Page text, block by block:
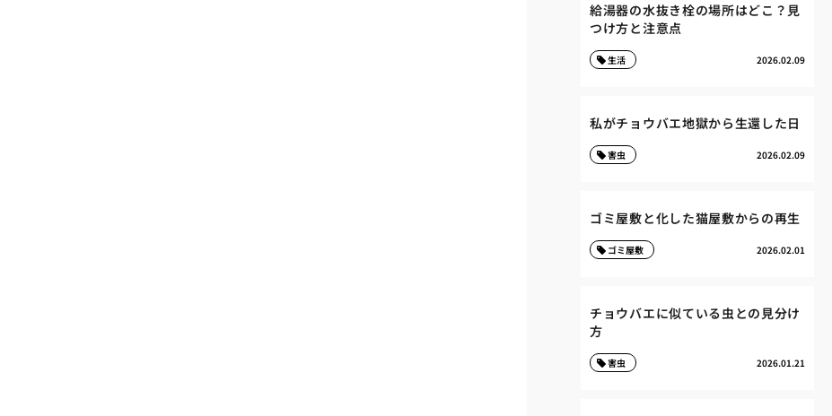
給湯器の水抜き栓の場所はどこ？見
つけ方と注意点
2026.02.09
生活
私がチョウバエ地獄から生還した日
2026.02.09
害虫
ゴミ屋敷と化した猫屋敷からの再生
2026.02.01
ゴミ屋敷
チョウバエに似ている虫との見分け
方
2026.01.21
害虫